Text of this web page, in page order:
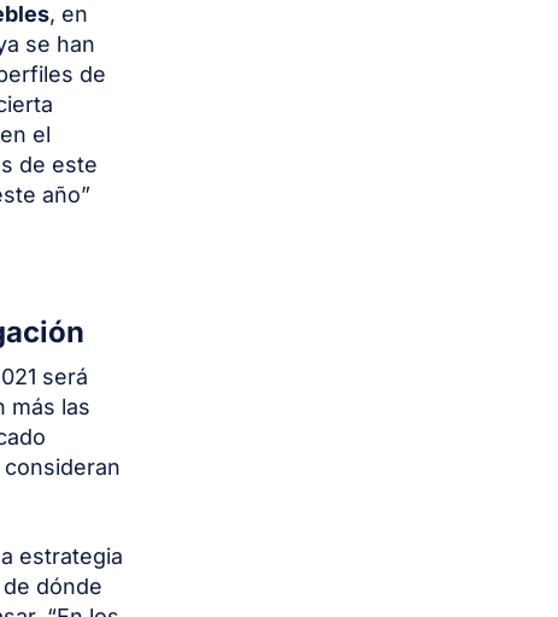
, en
se han
de
el
de este
año”
será
más las
estrategia
dónde